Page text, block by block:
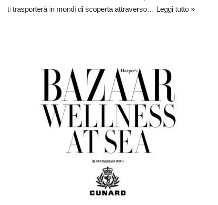
ti trasporterà in mondi di scoperta attraverso… Leggi tutto »